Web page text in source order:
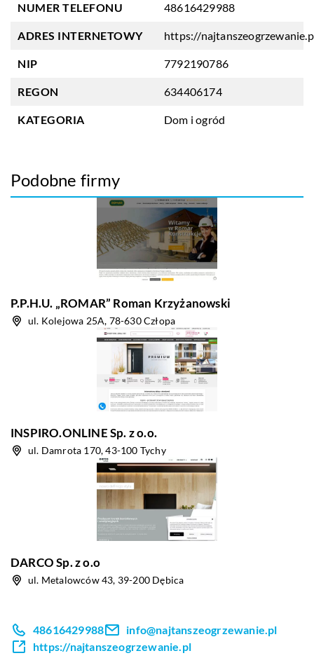
NUMER TELEFONU 48616429988
ADRES INTERNETOWY https://
NIP 7792190786
REGON 634406174
KATEGORIA Dom i ogród
Podobne firmy
P.P.H.U. „ROMAR” Roman Krzyżanowski
ul. Kolejowa 25A, 78-630 Człopa
INSPIRO.ONLINE Sp. z o.o.
ul. Damrota 170, 43-100 Tychy
DARCO Sp. z o.o
ul. Metalowców 43, 39-200 Dębica
48616429988
info@najtanszeogrzewanie.pl
https://najtanszeogrzewanie.pl